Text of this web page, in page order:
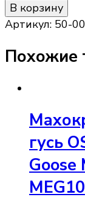
В корзину
Артикул: 50-
Похожие
гусь
Goose
MEG10